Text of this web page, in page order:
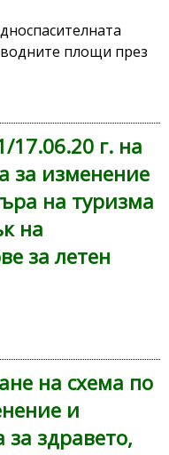
площи през
г. на
за изменение
на туризма
на
за летен
на схема по
и
здравето,